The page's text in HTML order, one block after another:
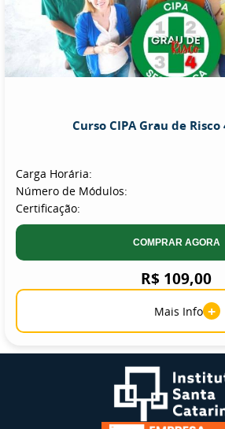
Curso CIPA Grau de
Carga Horária:
Número de Módulos:
Certificação:
COMPRAR AGORA
R$ 109,00
Mais Info +